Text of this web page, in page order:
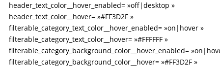
header_text_color__hover_enabled= »off|desktop »
header_text_color__hover= »#FF3D2F »
filterable_category_text_color__hover_enabled= »on|hover »
filterable_category_text_color__hover= »#FFFFFF »
filterable_category_background_color__hover_enabled=
filterable_category_background_color__hover= »#FF3D2F »